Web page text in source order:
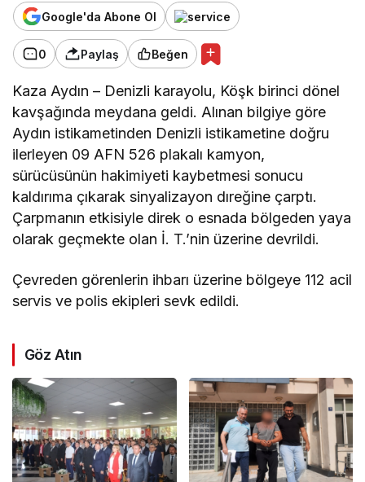
Google'da Abone Ol
0 Paylaş Beğen
Kaza Aydın – Denizli karayolu, Köşk birinci dönel
kavşağında meydana geldi. Alınan bilgiye göre
Aydın istikametinden Denizli istikametine doğru
ilerleyen 09 AFN 526 plakalı kamyon,
sürücüsünün hakimiyeti kaybetmesi sonucu
kaldırıma çıkarak sinyalizayon dıreğine çarptı.
Çarpmanın etkisiyle direk o esnada bölgeden yaya
olarak geçmekte olan İ. T.’nin üzerine devrildi.
Çevreden görenlerin ihbarı üzerine bölgeye 112 acil
servis ve polis ekipleri sevk edildi.
Göz Atın